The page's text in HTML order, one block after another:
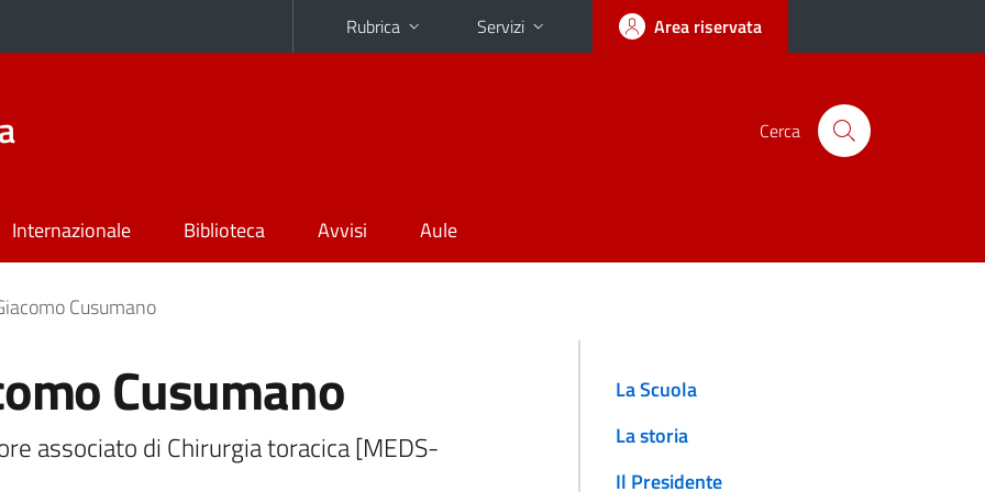
Rubrica Servizi Area riservata
Cerca
Internazionale Biblioteca Avvisi Aule
Cusumano
Cusumano
associato di Chirurgia toracica [MEDS-
La Scuola
La storia
Il Presidente